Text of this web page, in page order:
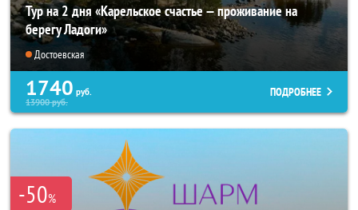
Тур на 2 дня «Карельское счастье — проживание на
берегу Ладоги»
Достоевская
1740 руб.
13900руб.
ПОДРОБНЕЕ
-50%